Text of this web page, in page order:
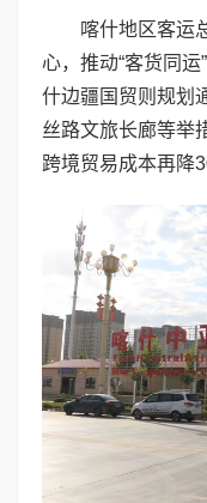
喀什地区客运
心，推动“客货同运
什边疆国贸则规划
丝路文旅长廊等举
跨境贸易成本再降